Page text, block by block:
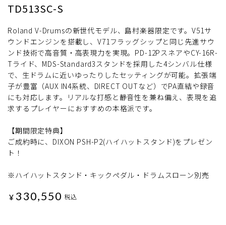
TD513SC-S
Roland V-Drumsの新世代モデル、島村楽器限定です。V51サ
ウンドエンジンを搭載し、V71フラッグシップと同じ先進サウ
ンド技術で高音質・高表現力を実現。PD-12PスネアやCY-16R-
Tライド、MDS-Standard3スタンドを採用した4シンバル仕様
で、生ドラムに近いゆったりしたセッティングが可能。拡張端
子が豊富（AUX IN4系統、DIRECT OUTなど）でPA直結や録音
にも対応します。リアルな打感と静音性を兼ね備え、表現を追
求するプレイヤーにおすすめの本格派です。
【期間限定特典】
ご成約時に、DIXON PSH-P2(ハイハットスタンド)をプレゼン
ト！
※ハイハットスタンド・キックペダル・ドラムスローン別売
¥ 330,550 税込